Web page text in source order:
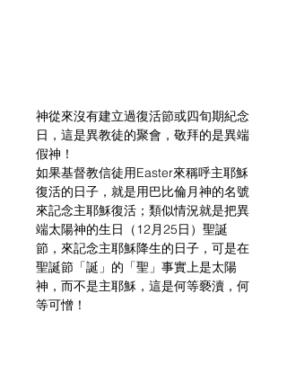
神從來沒有建立過復活節或四旬期紀念
日，這是異教徒的聚會，敬拜的是異端
假神！
如果基督教信徒用Easter來稱呼主耶穌
復活的日子，就是用巴比倫月神的名號
來記念主耶穌復活；類似情況就是把異
端太陽神的生日（12月25日）聖誕
節，來記念主耶穌降生的日子，可是在
聖誕節「誕」的「聖」事實上是太陽
神，而不是主耶穌，這是何等褻瀆，何
等可憎！